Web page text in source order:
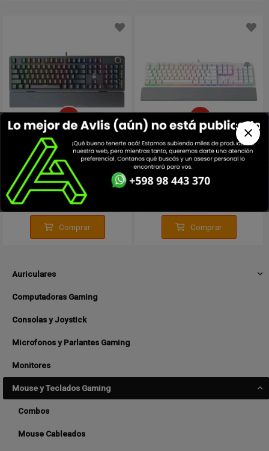
Auriculares
Computadoras Gaming
Consolas y Joystick
Microfonos y Parlantes Gaming
Monitores
Mouse y Teclados Gaming
Combos
Mouse Cableados
Teclado Mecanico Fantech
MK853 v2 BLUE SW Space
Edition
USD68
Comprar
Teclado Mecanico Fantech
MK853 v2 RED SW Space
Edition
Comprar